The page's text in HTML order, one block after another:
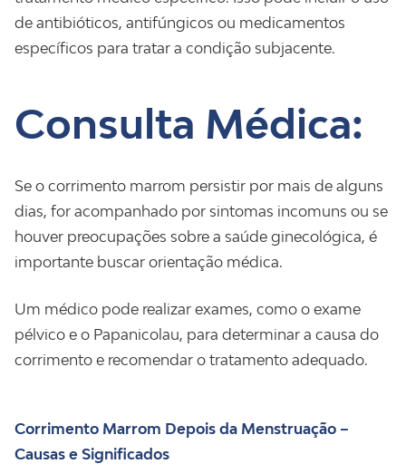
de antibióticos, antifúngicos ou medicamentos
específicos para tratar a condição subjacente.
Consulta Médica:
Se o corrimento marrom persistir por mais de alguns
dias, for acompanhado por sintomas incomuns ou se
houver preocupações sobre a saúde ginecológica, é
importante buscar orientação médica.
Um médico pode realizar exames, como o exame
pélvico e o Papanicolau, para determinar a causa do
corrimento e recomendar o tratamento adequado.
Corrimento Marrom Depois da Menstruação –
Causas e Significados